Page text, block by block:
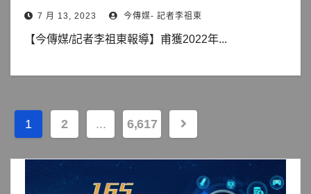
7 月 13, 2023 今傳媒- 記者李祖東
【今傳媒/記者李祖東報導】甫獲2022年...
文
章
1 2 ... 6,617